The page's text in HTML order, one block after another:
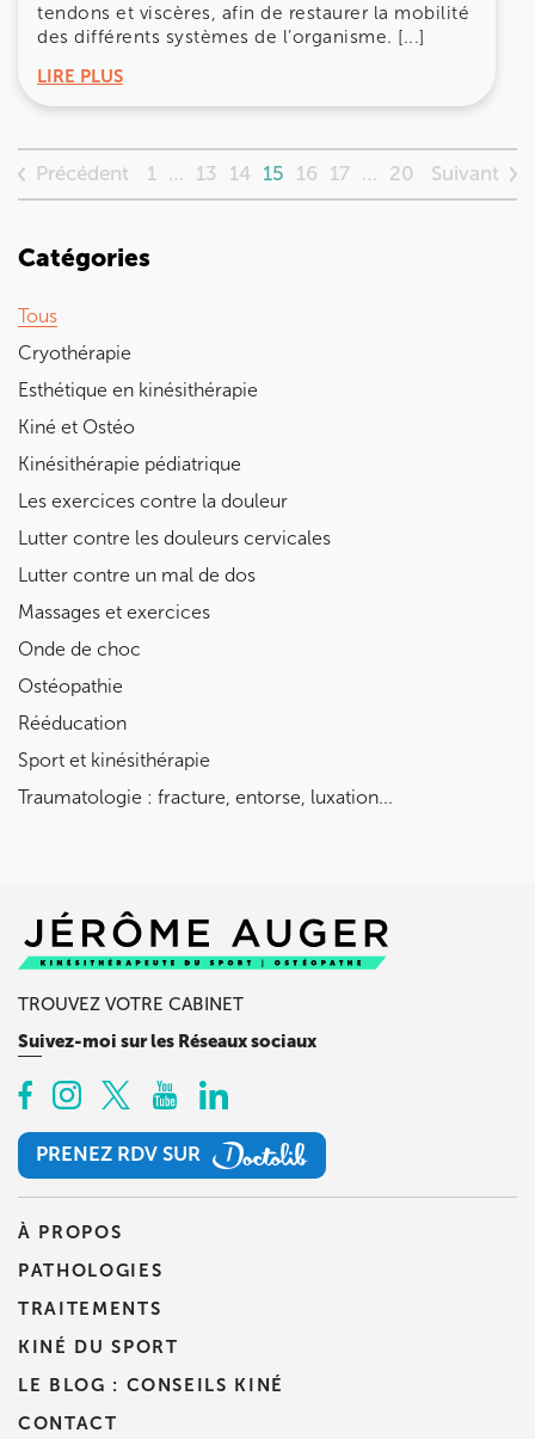
tendons et viscères, afin de restaurer la mobilité
des différents systèmes de l’organisme. [...]
LIRE PLUS
Précédent 1 … 13 14 15 16 17 … 20 Suivant
Catégories
Tous
Cryothérapie
Esthétique en kinésithérapie
Kiné et Ostéo
Kinésithérapie pédiatrique
Les exercices contre la douleur
Lutter contre les douleurs cervicales
Lutter contre un mal de dos
Massages et exercices
Onde de choc
Ostéopathie
Rééducation
Sport et kinésithérapie
Traumatologie : fracture, entorse, luxation...
TROUVEZ VOTRE CABINET
Suivez-moi sur les Réseaux sociaux
PRENEZ RDV SUR
PRENEZ RDV SUR
À PROPOS
PATHOLOGIES
TRAITEMENTS
KINÉ DU SPORT
LE BLOG : CONSEILS KINÉ
CONTACT